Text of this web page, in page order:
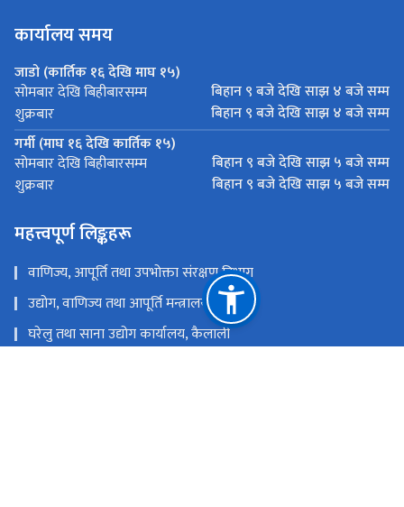
कार्यालय समय
जाडो (कार्तिक १६ देखि माघ १५)
सोमबार देखि बिहीबारसम्म
बिहान ९ बजे देखि साझ ४ बजे सम्म
शुक्रबार
बिहान ९ बजे देखि साझ ४ बजे सम्म
गर्मी (माघ १६ देखि कार्तिक १५)
सोमबार देखि बिहीबारसम्म
बिहान ९ बजे देखि साझ ५ बजे सम्म
शुक्रबार
बिहान ९ बजे देखि साझ ५ बजे सम्म
महत्त्वपूर्ण लिङ्कहरू
वाणिज्य, आपूर्ति तथा उपभोक्ता संरक्षण विभाग​
उद्योग, वाणिज्य तथा आपूर्ति मन्त्रालय
घरेलु तथा साना उद्योग कार्यालय, कैलाली